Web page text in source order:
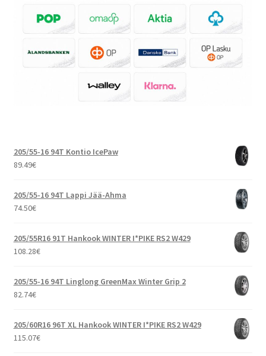
205/55-16 94T Kontio IcePaw
89.49€
205/55-16 94T Lappi Jää-Ahma
74.50€
205/55R16 91T Hankook WINTER I*PIKE RS2 W429
108.28€
205/55-16 94T Linglong GreenMax Winter Grip 2
82.74€
205/60R16 96T XL Hankook WINTER I*PIKE RS2 W429
115.07€